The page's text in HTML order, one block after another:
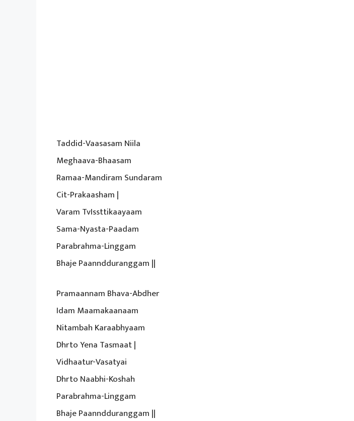
Taddid-Vaasasam Niila
Meghaava-Bhaasam
Ramaa-Mandiram Sundaram
Cit-Prakaasham |
Varam TvIssttikaayaam
Sama-Nyasta-Paadam
Parabrahma-Linggam
Bhaje Paanndduranggam ||
Pramaannam Bhava-Abdher
Idam Maamakaanaam
Nitambah Karaabhyaam
Dhrto Yena Tasmaat |
Vidhaatur-Vasatyai
Dhrto Naabhi-Koshah
Parabrahma-Linggam
Bhaje Paanndduranggam ||